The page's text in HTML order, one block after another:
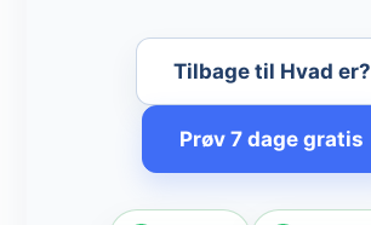
Tilbage til Hvad er?
Prøv 7 dage gratis